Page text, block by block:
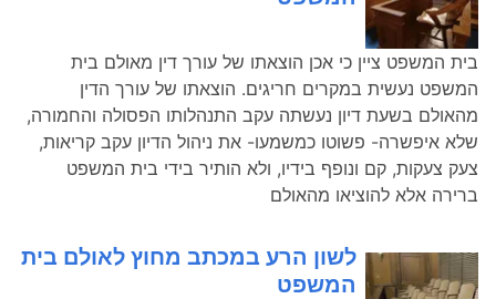
בית המשפט ציין כי אכן הוצאתו של עורך דין מאולם בית
המשפט נעשית במקרים חריגים. הוצאתו של עורך הדין
מהאולם בשעת דיון נעשתה עקב התנהלותו הפסולה והחמורה,
שלא איפשרה- פשוטו כמשמעו- את ניהול הדיון עקב קריאות,
צעק צעקות, קם ונופף בידיו, ולא הותיר בידי בית המשפט
ברירה אלא להוציאו מהאולם
לשון הרע במכתב מחוץ לאולם בית
המשפט